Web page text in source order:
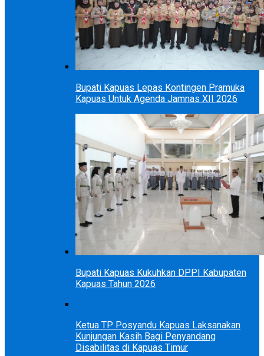
Bupati Kapuas Lepas Kontingen Pramuka
Kapuas Untuk Agenda Jamnas XII 2026
Bupati Kapuas Kukuhkan DPPI Kabupaten
Kapuas Tahun 2026
Ketua TP Posyandu Kapuas Laksanakan
Kunjungan Kasih Bagi Penyandang
Disabilitas di Kapuas Timur